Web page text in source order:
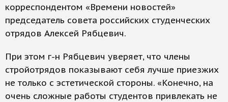
корреспондентом «Времени новостей»
председатель совета российских студенческих
отрядов Алексей Рябцевич.
При этом г-н Рябцевич уверяет, что члены
стройотрядов показывают себя лучше приезжих
не только с эстетической стороны. «Конечно, на
очень сложные работы студентов привлекать не